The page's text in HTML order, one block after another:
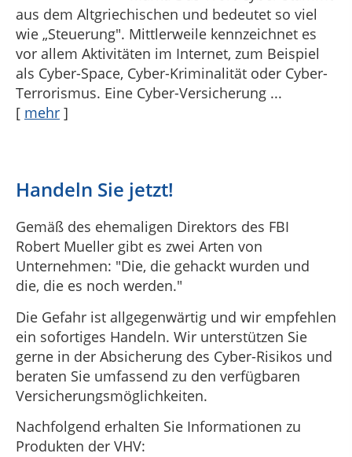
aus dem Altgriechischen und bedeutet so viel
wie „Steuerung". Mittlerweile kennzeichnet es
vor allem Aktivitäten im Internet, zum Beispiel
als Cyber-Space, Cyber-Kriminalität oder Cyber-
Terrorismus. Eine Cyber-Versicherung ...
[ mehr ]
Handeln Sie jetzt!
Gemäß des ehemaligen Direktors des FBI
Robert Mueller gibt es zwei Arten von
Unternehmen: "Die, die gehackt wurden und
die, die es noch werden."
Die Gefahr ist allgegenwärtig und wir empfehlen
ein sofortiges Handeln. Wir unterstützen Sie
gerne in der Absicherung des Cyber-Risikos und
beraten Sie umfassend zu den verfügbaren
Versicherungsmöglichkeiten.
Nachfolgend erhalten Sie Informationen zu
Produkten der VHV: